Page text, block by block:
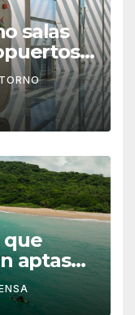
salas
que
aptas